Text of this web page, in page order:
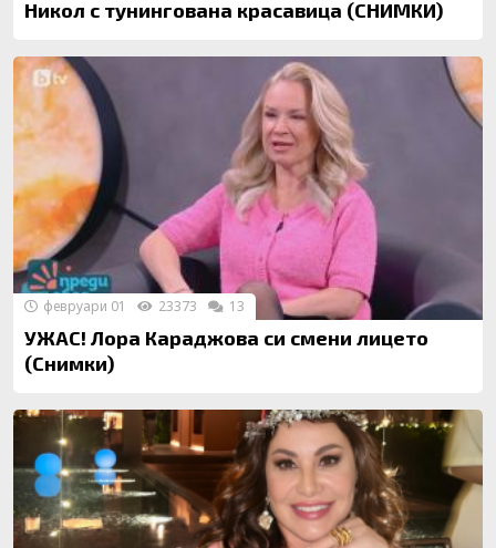
Никол с тунингована красавица (СНИМКИ)
УЖАС! Лора Караджова си смени лицето
(Снимки)
февруари 01 23373 13